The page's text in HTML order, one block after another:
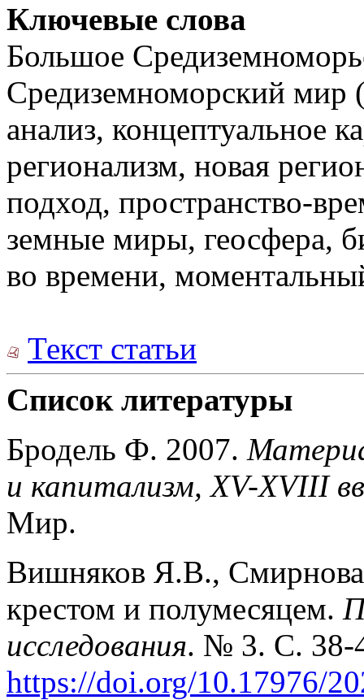
Ключевые слова
Большое
Средиземноморский мир
анализ, концептуальное
регионализм, новая
подход, пространство-
земные миры, геосфера,
во времени,
Текст статьи
Список литературы
Бродель Ф. 2007.
и капитализм, XV-XVIII
Мир.
Вишняков Я.В.,
крестом и полумесяцем.
исследования. № 3. С. 38-
https://doi.org/10.17976/